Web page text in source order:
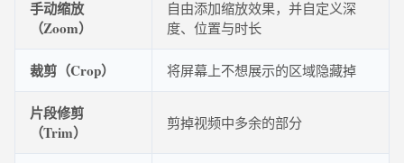
手动缩放
（Zoom）
自由添加缩放效果，并自定义深
度、位置与时长
裁剪（Crop） 将屏幕上不想展示的区域隐藏掉
片段修剪
（Trim）
剪掉视频中多余的部分